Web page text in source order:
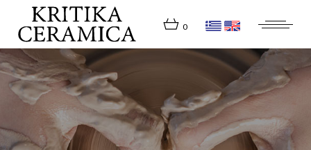
content
0